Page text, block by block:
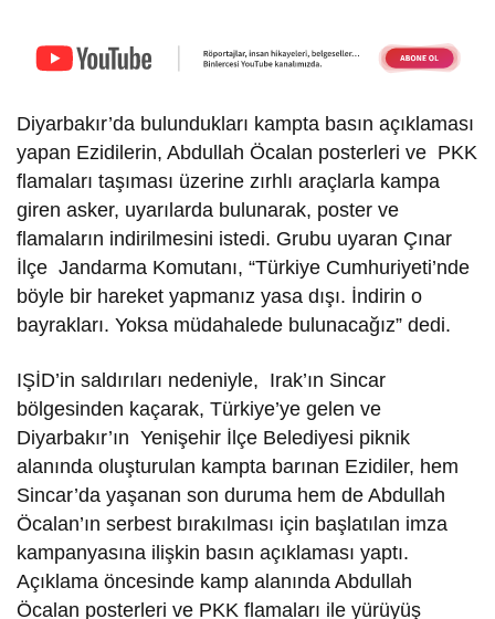
Diyarbakır’da bulundukları kampta basın açıklaması
yapan Ezidilerin, Abdullah Öcalan posterleri ve PKK
flamaları taşıması üzerine zırhlı araçlarla kampa
giren asker, uyarılarda bulunarak, poster ve
flamaların indirilmesini istedi. Grubu uyaran Çınar
İlçe Jandarma Komutanı, “Türkiye Cumhuriyeti’nde
böyle bir hareket yapmanız yasa dışı. İndirin o
bayrakları. Yoksa müdahalede bulunacağız” dedi.
IŞİD’in saldırıları nedeniyle, Irak’ın Sincar
bölgesinden kaçarak, Türkiye’ye gelen ve
Diyarbakır’ın Yenişehir İlçe Belediyesi piknik
alanında oluşturulan kampta barınan Ezidiler, hem
Sincar’da yaşanan son duruma hem de Abdullah
Öcalan’ın serbest bırakılması için başlatılan imza
kampanyasına ilişkin basın açıklaması yaptı.
Açıklama öncesinde kamp alanında Abdullah
Öcalan posterleri ve PKK flamaları ile yürüyüş